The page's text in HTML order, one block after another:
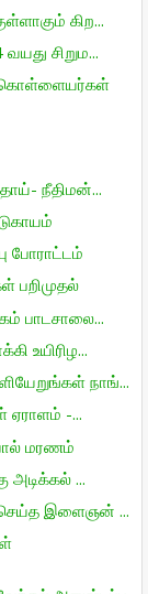
கிற...
சிறும...
கொள்ளையர்கள்
நீதிமன்...
போராட்டம்
பறிமுதல்
பாடசாலை...
உயிரிழ...
நாங்...
ஏராளம் -...
மரணம்
அடிக்கல் ...
செய்த இளைஞன் ...